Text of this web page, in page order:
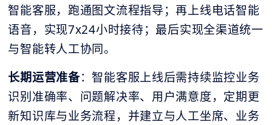
智能客服，跑通图文流程指导；再上线电话智能
语音，实现7x24小时接待；最后实现全渠道统一
与智能转人工协同。
长期运营准备：智能客服上线后需持续监控业务
识别准确率、问题解决率、用户满意度，定期更
新知识库与业务流程，并建立与人工坐席、业务